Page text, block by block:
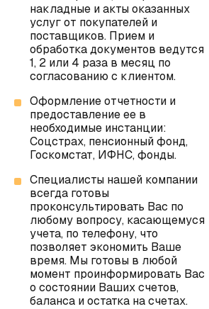
накладные и акты оказанных
услуг от покупателей и
поставщиков. Прием и
обработка документов ведутся
1, 2 или 4 раза в месяц по
согласованию с клиентом.
Оформление отчетности и
предоставление ее в
необходимые инстанции:
Соцстрах, пенсионный фонд,
Госкомстат, ИФНС, фонды.
Специалисты нашей компании
всегда готовы
проконсультировать Вас по
любому вопросу, касающемуся
учета, по телефону, что
позволяет экономить Ваше
время. Мы готовы в любой
момент проинформировать Вас
о состоянии Ваших счетов,
баланса и остатка на счетах.